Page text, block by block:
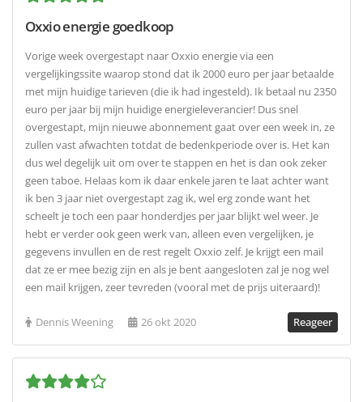
Oxxio energie goedkoop
Vorige week overgestapt naar Oxxio energie via een
vergelijkingssite waarop stond dat ik 2000 euro per jaar betaalde
met mijn huidige tarieven (die ik had ingesteld). Ik betaal nu 2350
euro per jaar bij mijn huidige energieleverancier! Dus snel
overgestapt, mijn nieuwe abonnement gaat over een week in, ze
zullen vast afwachten totdat de bedenkperiode over is. Het kan
dus wel degelijk uit om over te stappen en het is dan ook zeker
geen taboe. Helaas kom ik daar enkele jaren te laat achter want
ik ben 3 jaar niet overgestapt zag ik, wel erg zonde want het
scheelt je toch een paar honderdjes per jaar blijkt wel weer. Je
hebt er verder ook geen werk van, alleen even vergelijken, je
gegevens invullen en de rest regelt Oxxio zelf. Je krijgt een mail
dat ze er mee bezig zijn en als je bent aangesloten zal je nog wel
een mail krijgen, zeer tevreden (vooral met de prijs uiteraard)!
Dennis Weening 26 okt 2020 Reageer